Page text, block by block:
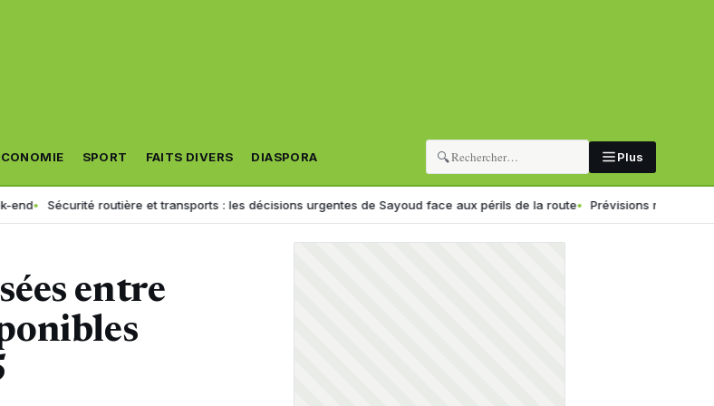
SPORT FAITS DIVERS DIASPORA 🔍 Plus
routière et transports : les décisions urgentes de Sayoud face aux périls de la route Prévisions météo du week-end
entre